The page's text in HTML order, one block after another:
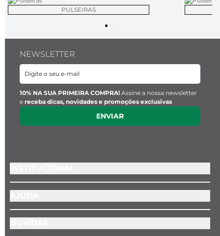
PULSEIRAS
NEWSLETTER
10% NA SUA PRIMEIRA COMPRA! Assine a nossa newsletter
e receba dicas, novidades e promoções exclusivas
ENVIAR